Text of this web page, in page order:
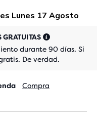
GRATUITAS
durante 90 días. Si
De verdad.
Compra